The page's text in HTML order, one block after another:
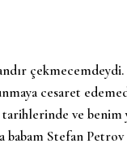
cesaret
ve benim
babam Stefan